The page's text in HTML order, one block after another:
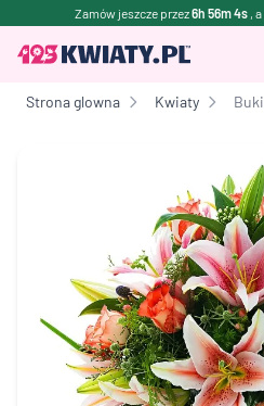
Zamów jeszcze przez6h 56m 4s ,
Strona glowna Kwiaty